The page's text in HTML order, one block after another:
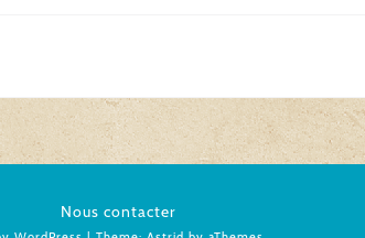
Nous contacter